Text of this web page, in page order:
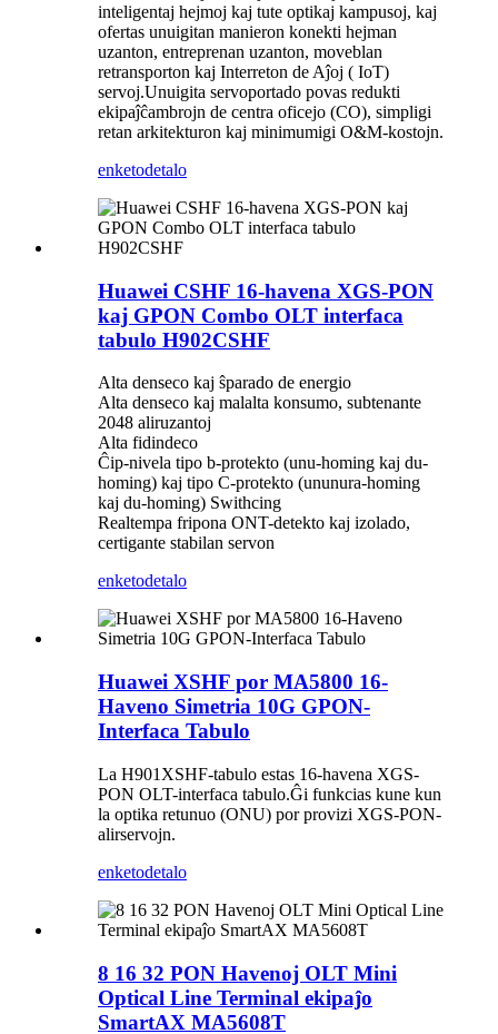
inteligentaj hejmoj kaj tute optikaj kampusoj, kaj
ofertas unuigitan manieron konekti hejman
uzanton, entreprenan uzanton, moveblan
retransporton kaj Interreton de Aĵoj ( IoT)
servoj.Unuigita servoportado povas redukti
ekipaĵĉambrojn de centra oficejo (CO), simpligi
retan arkitekturon kaj minimumigi O&M-kostojn.
enketodetalo
Huawei CSHF 16-havena XGS-PON
kaj GPON Combo OLT interfaca
tabulo H902CSHF
Alta denseco kaj ŝparado de energio
Alta denseco kaj malalta konsumo, subtenante
2048 aliruzantoj
Alta fidindeco
Ĉip-nivela tipo b-protekto (unu-homing kaj du-
homing) kaj tipo C-protekto (ununura-homing
kaj du-homing) Swithcing
Realtempa fripona ONT-detekto kaj izolado,
certigante stabilan servon
enketodetalo
Huawei XSHF por MA5800 16-
Haveno Simetria 10G GPON-
Interfaca Tabulo
La H901XSHF-tabulo estas 16-havena XGS-
PON OLT-interfaca tabulo.Ĝi funkcias kune kun
la optika retunuo (ONU) por provizi XGS-PON-
alirservojn.
enketodetalo
8 16 32 PON Havenoj OLT Mini
Optical Line Terminal ekipaĵo
SmartAX MA5608T